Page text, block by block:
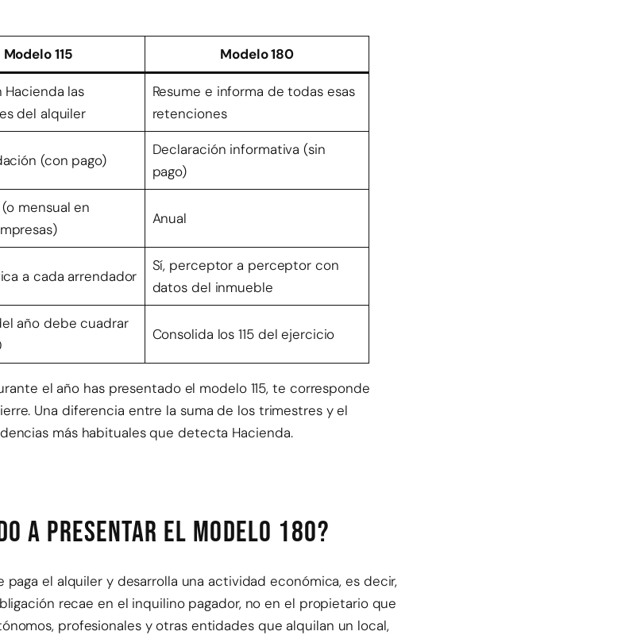
Modelo 115 Modelo 180
Hacienda las
del alquiler
Resume e informa de todas esas
retenciones
(con pago)
Declaración informativa (sin
pago)
mensual en
Anual
a cada arrendador
Sí, perceptor a perceptor con
datos del inmueble
año debe cuadrar
Consolida los 115 del ejercicio
el año has presentado el modelo 115, te corresponde
Una diferencia entre la suma de los trimestres y el
más habituales que detecta Hacienda.
a presentar el modelo 180?
paga el alquiler y desarrolla una actividad económica, es decir,
recae en el inquilino pagador, no en el propietario que
profesionales y otras entidades que alquilan un local,